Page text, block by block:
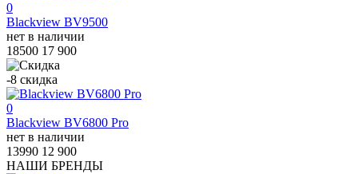
0
Blackview BV9500
нет в наличии
18500 17 900
-8 скидка
0
Blackview BV6800 Pro
нет в наличии
13990 12 900
НАШИ БРЕНДЫ